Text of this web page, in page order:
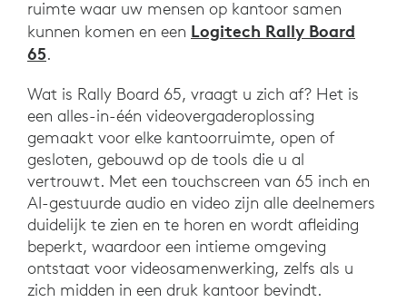
ruimte waar uw mensen op kantoor samen
kunnen komen en een Logitech Rally Board
65.
Wat is Rally Board 65, vraagt u zich af? Het is
een alles-in-één videovergaderoplossing
gemaakt voor elke kantoorruimte, open of
gesloten, gebouwd op de tools die u al
vertrouwt. Met een touchscreen van 65 inch en
AI-gestuurde audio en video zijn alle deelnemers
duidelijk te zien en te horen en wordt afleiding
beperkt, waardoor een intieme omgeving
ontstaat voor videosamenwerking, zelfs als u
zich midden in een druk kantoor bevindt.